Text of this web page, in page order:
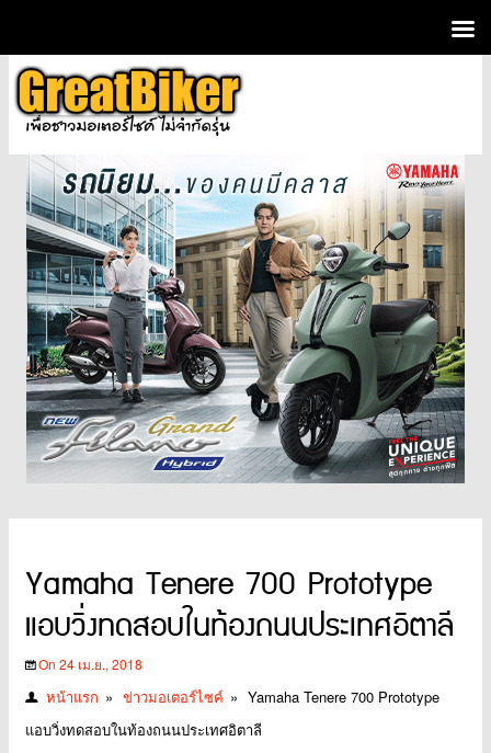
Yamaha Tenere 700 Prototype
แอบวิ่งทดสอบในท้องถนนประเทศอิตาลี
On 24 เม.ย., 2018
หน้าแรก » ข่าวมอเตอร์ไซค์ » Yamaha Tenere 700 Prototype
แอบวิ่งทดสอบในท้องถนนประเทศอิตาลี